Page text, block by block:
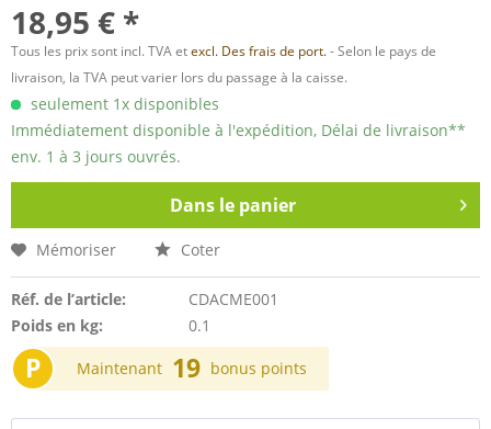
18,95 € *
Tous les prix sont incl. TVA etexcl. Des frais de port.- Selon le pays de
livraison, la TVA peut varier lors du passage à la caisse.
seulement 1x disponibles
Immédiatement disponible à l'expédition, Délai de livraison**
env. 1 à 3 jours ouvrés.
Dans le panier
Mémoriser Coter
Réf. de l’article:
CDACME001
Poids en kg:
0.1
P Maintenant 19 bonus points